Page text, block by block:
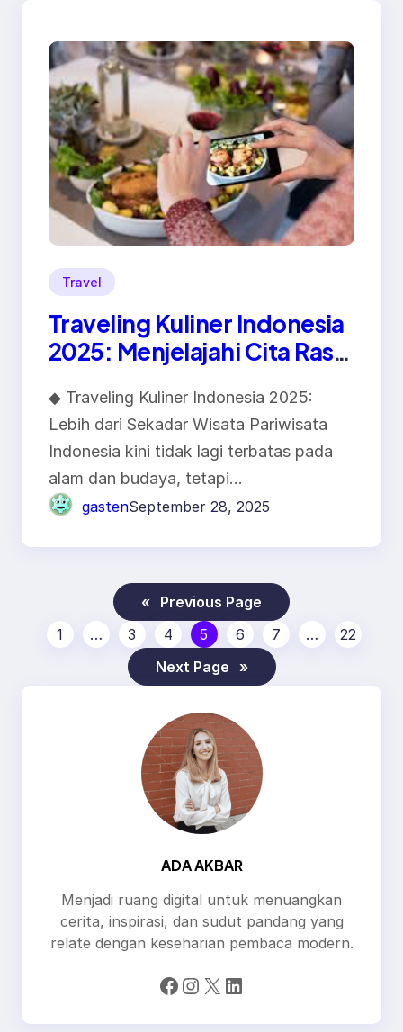
Travel
Traveling Kuliner Indonesia
2025: Menjelajahi Cita Rasa
◆ Traveling Kuliner Indonesia 2025:
Lebih dari Sekadar Wisata Pariwisata
Indonesia kini tidak lagi terbatas pada
alam dan budaya, tetapi…
gastenSeptember 28, 2025
« Previous Page
1
… 3 4 5 6 7 …
22
Next Page
»
ADA AKBAR
Menjadi ruang digital untuk menuangkan
cerita, inspirasi, dan sudut pandang yang
relate dengan keseharian pembaca modern.
Facebook Instagram X LinkedIn